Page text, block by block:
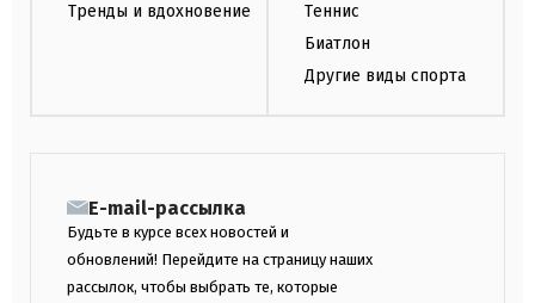
Тренды и вдохновение
Теннис
Биатлон
Другие виды спорта
E-mail-рассылка
Будьте в курсе всех новостей и
обновлений! Перейдите на страницу наших
рассылок, чтобы выбрать те, которые